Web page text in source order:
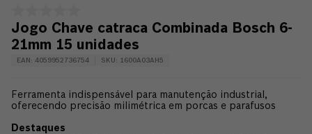
Jogo Chave catraca Combinada Bosch 6-
21mm 15 unidades
EAN : 4059952736754 SKU : 1600A03AH5
Ferramenta indispensável para manutenção industrial,
oferecendo precisão milimétrica em porcas e parafusos